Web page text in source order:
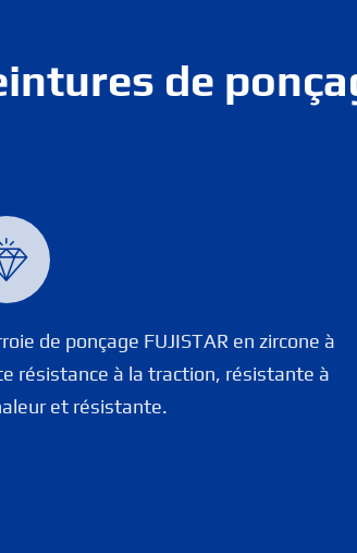
de
de ponçage FUJISTAR en zircone à
résistance à la traction, résistante à
et résistante.